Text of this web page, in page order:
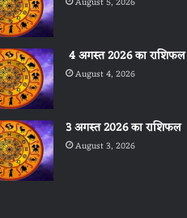
4 अगस्त 2026 का राशिफल
August 4, 2026
3 अगस्त 2026 का राशिफल
August 3, 2026